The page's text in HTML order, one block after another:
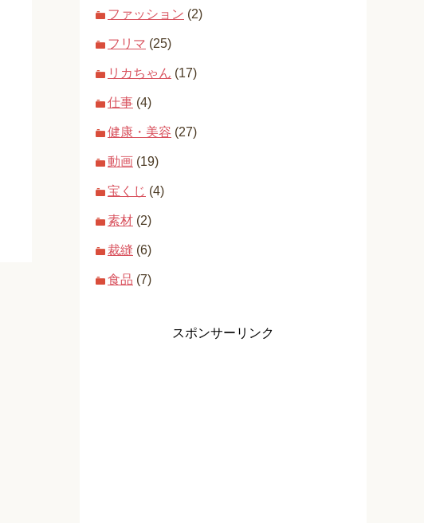
ファッション (2)
フリマ (25)
リカちゃん (17)
仕事 (4)
健康・美容 (27)
動画 (19)
宝くじ (4)
素材 (2)
裁縫 (6)
食品 (7)
スポンサーリンク